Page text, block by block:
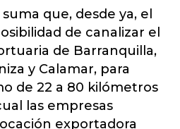
que, desde ya, el
de canalizar el
de Barranquilla,
y Calamar, para
de 22 a 80 kilómetros
las empresas
exportadora